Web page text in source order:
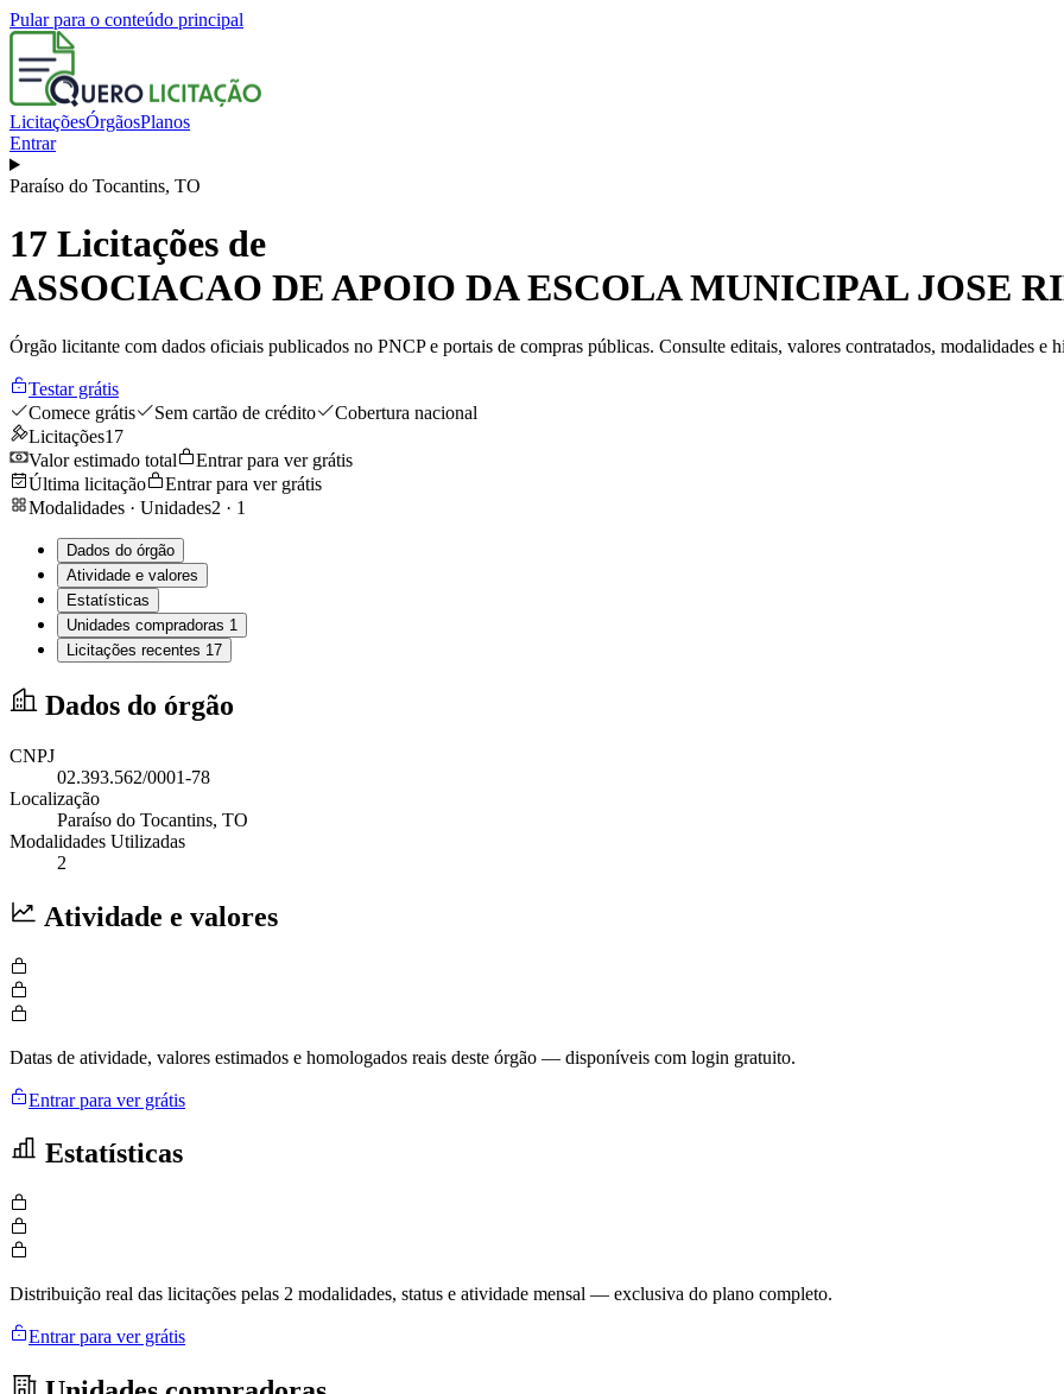
Pular para o conteúdo principal
LicitaçõesÓrgãosPlanos
Entrar
Paraíso do Tocantins, TO
17 Licitações de
ASSOCIACAO DE APOIO DA ESCOLA MUNICIPAL JOSE
Órgão licitante com dados oficiais publicados no PNCP e portais de compras públicas. Consulte editais, valores contratados, modalidades e
Testar grátis
Comece grátis
Sem cartão de crédito
Cobertura nacional
Licitações17
Valor estimado total
Entrar para ver grátis
Última licitação
Entrar para ver grátis
Modalidades · Unidades2 · 1
Dados do órgão
Atividade e valores
Estatísticas
Unidades compradoras 1
Licitações recentes 17
Dados do órgão
CNPJ
02.393.562/0001-78
Localização
Paraíso do Tocantins, TO
Modalidades Utilizadas
2
Atividade e valores
Datas de atividade, valores estimados e homologados reais deste órgão — disponíveis com login gratuito.
Entrar para ver grátis
Estatísticas
Distribuição real das licitações pelas 2 modalidades, status e atividade mensal — exclusiva do plano completo.
Entrar para ver grátis